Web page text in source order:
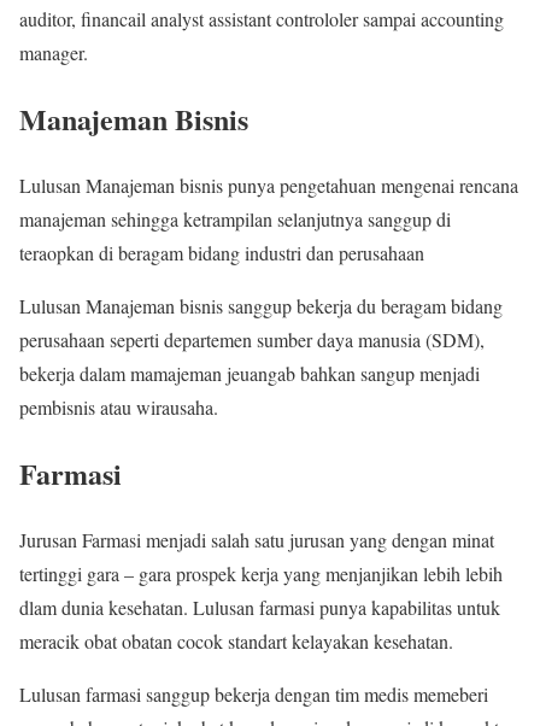
auditor, financail analyst assistant controloler sampai accounting
manager.
Manajeman Bisnis
Lulusan Manajeman bisnis punya pengetahuan mengenai rencana
manajeman sehingga ketrampilan selanjutnya sanggup di
teraopkan di beragam bidang industri dan perusahaan
Lulusan Manajeman bisnis sanggup bekerja du beragam bidang
perusahaan seperti departemen sumber daya manusia (SDM),
bekerja dalam mamajeman jeuangab bahkan sangup menjadi
pembisnis atau wirausaha.
Farmasi
Jurusan Farmasi menjadi salah satu jurusan yang dengan minat
tertinggi gara – gara prospek kerja yang menjanjikan lebih lebih
dlam dunia kesehatan. Lulusan farmasi punya kapabilitas untuk
meracik obat obatan cocok standart kelayakan kesehatan.
Lulusan farmasi sanggup bekerja dengan tim medis memeberi